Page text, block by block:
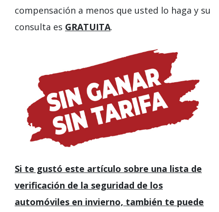
compensación a menos que usted lo haga y su
consulta es GRATUITA.
Si te gustó este artículo sobre una lista de
verificación de la seguridad de los
automóviles en invierno, también te puede